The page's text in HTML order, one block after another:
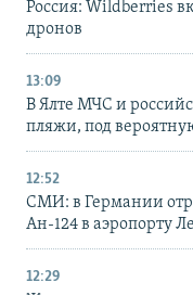
Россия: Wildberries
дронов
13:09
В Ялте МЧС и
пляжи, под
12:52
СМИ: в Германии
Ан-124 в аэропорту
12:29